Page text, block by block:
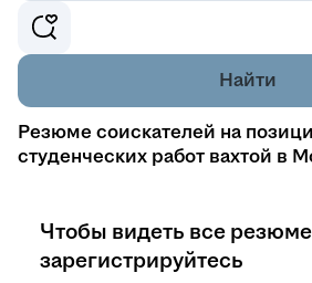
Найти
Резюме соискателей на
студенческих работ вахтой в
Чтобы видеть все
зарегистрируйтесь